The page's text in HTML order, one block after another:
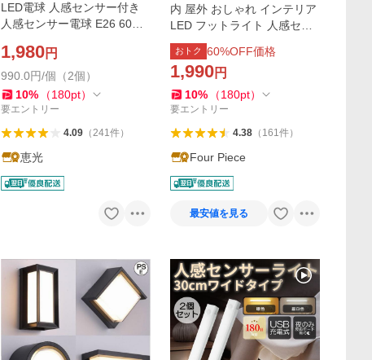
LED電球 人感センサー付き
人感センサー電球 E26 60W
式 レーダー式 タイプ選択 S
DQ-X-2set
1,980円
990.0円/個（2個）
10% （180pt）
要エントリー
4.09（241件）
恵光
内 屋外 おしゃれ インテリア
LED フットライト 人感セン
サー おしゃれ 電池式 明るい
室内 玄関 寝室 廊下 階段 ナ
イトライト
おトク 60%OFF価格
1,990円
10% （180pt）
要エントリー
4.38（ 161件）
Four Piece
最安値を見る